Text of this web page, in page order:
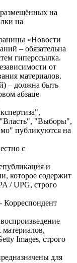
на
на
«Новости
– обязательна
гиперссылка.
от
материалов.
– должна быть
абзаце
"Выборы",
публикуются на
с
и
которое содержит
/ UPG, строго
Корреспондент
Images, строго
для